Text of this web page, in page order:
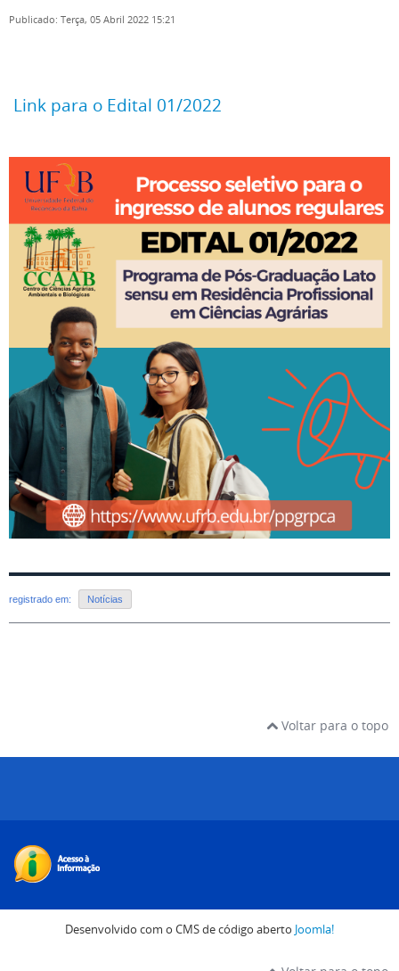
Publicado: Terça, 05 Abril 2022 15:21
Link para o Edital 01/2022
registrado em: Notícias
Voltar para o topo
Desenvolvido com o CMS de código aberto Joomla!